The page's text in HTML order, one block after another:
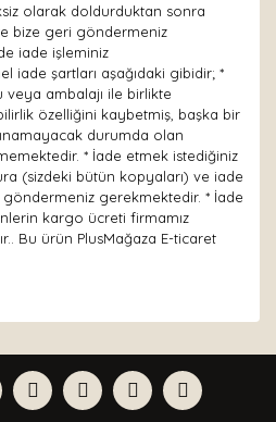
olarak doldurduktan sonra
bize geri göndermeniz
iade işleminiz
iade şartları aşağıdaki gibidir; *
ambalajı ile birlikte
özelliğini kaybetmiş, başka bir
durumda olan
* İade etmek istediğiniz
(sizdeki bütün kopyaları) ve iade
gerekmektedir. * İade
kargo ücreti firmamız
Bu ürün PlusMağaza E-ticaret
Yorum Yaz
iletebilirsiniz.
teşekkür ederiz.